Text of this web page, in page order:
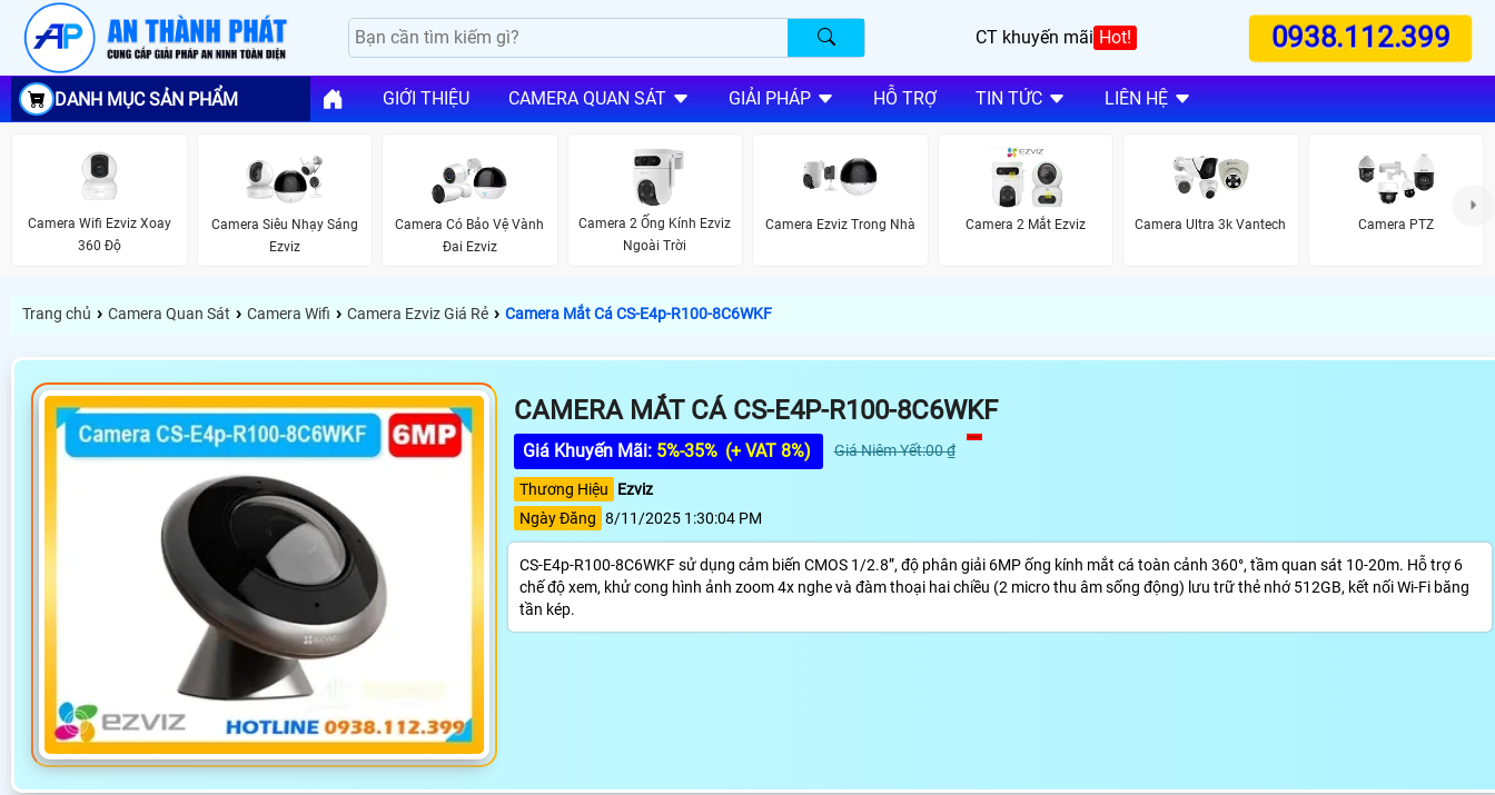
CT khuyến mãi Hot! 0938.112.399
DANH MỤC SẢN PHẨM GIỚI THIỆU CAMERA QUAN SÁT GIẢI PHÁP HỖ TRỢ TIN TỨC LIÊN HỆ
Camera Wifi Ezviz Xoay
360 Độ
Camera Siêu Nhạy Sáng
Ezviz
Camera Có Bảo Vệ Vành
Đai Ezviz
Camera 2 Ống Kính Ezviz
Ngoài Trời
Camera Ezviz Trong Nhà Camera 2 Mắt Ezviz Camera Ultra 3k Vantech Camera PTZ
Trang chủ › Camera Quan Sát › Camera Wifi › Camera Ezviz Giá Rẻ › Camera Mắt Cá CS-E4p-R100-8C6WKF
CAMERA MẮT CÁ CS-E4P-R100-8C6WKF
Giá Khuyến Mãi: 5%-35% (+ VAT 8%) Giá Niêm Yết:00 ₫
Thương Hiệu
Ezviz
Ngày Đăng 8/11/2025 1:30:04 PM
CS-E4p-R100-8C6WKF sử dụng cảm biến CMOS 1/2.8”, độ phân giải 6MP ống kính mắt cá toàn cảnh 360°, tầm quan sát 10-20m. Hỗ trợ 6
chế độ xem, khử cong hình ảnh zoom 4x nghe và đàm thoại hai chiều (2 micro thu âm sống động) lưu trữ thẻ nhớ 512GB, kết nối Wi-Fi băng
tần kép.